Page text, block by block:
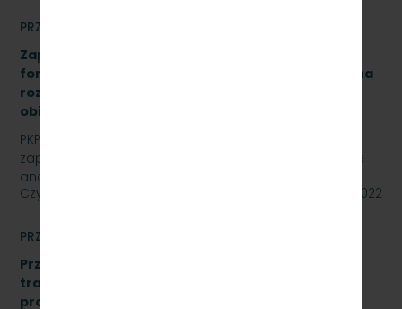
PRZETARGI
Zapytanie ofertowe na opracowanie analizy
formalno-prawnej wraz z koncepcją techniczną na
rozbudowę i modernizację kanalizacji sanitarnej
obiektu A-13 na stacji Gdynia Cisowa Postojowa.
PKP Szybka Kolej Miejska w Trójmieście Sp. z o.o.
zaprasza do złożenia oferty cenowej na opracowanie
analizy formalno-prawnej wraz z koncepcją…
Czytaj dalej
15 lipca 2022
PRZETARGI
Przetarg nieograniczony: „Modernizacja sieci
trakcyjnej – sporządzenie dokumentacji
projektowej oraz przebudowa istniejących